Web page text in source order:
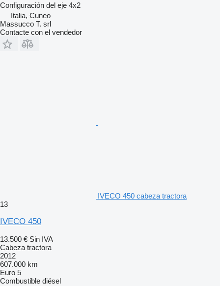
Configuración del eje 4x2
Italia, Cuneo
Massucco T. srl
Contacte con el vendedor
IVECO 450 cabeza tractora
13
IVECO 450
13.500 € Sin IVA
Cabeza tractora
2012
607.000 km
Euro 5
Combustible diésel